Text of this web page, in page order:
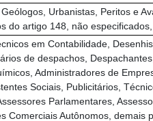
Urbanistas, Peritos e
do artigo 148, não
em Contabilidade,
de despachos,
Administradores de
Sociais, Publicitários,
Parlamentares,
Comerciais Autônomos, demais